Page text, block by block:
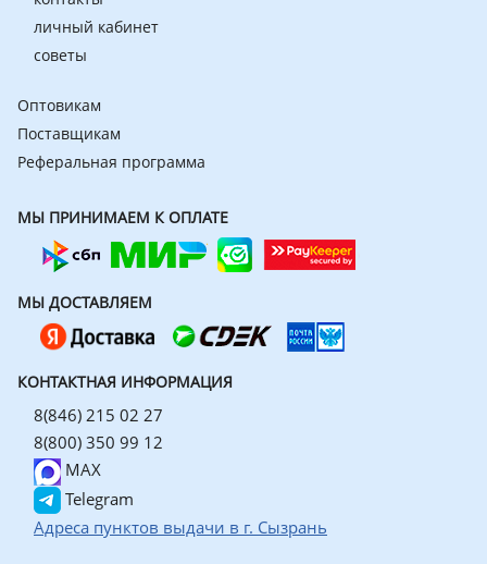
личный кабинет
советы
Оптовикам
Поставщикам
Реферальная программа
МЫ ПРИНИМАЕМ К ОПЛАТЕ
МЫ ДОСТАВЛЯЕМ
КОНТАКТНАЯ ИНФОРМАЦИЯ
8(846) 215 02 27
8(800) 350 99 12
MAX
Telegram
Адреса пунктов выдачи в г. Сызрань